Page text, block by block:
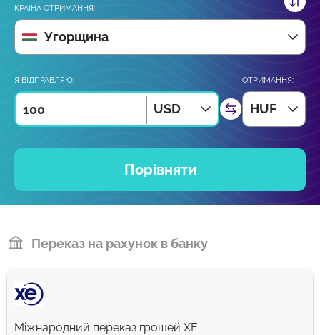
КРАЇНА ОТРИМАННЯ:
Угорщина
Я ВІДПРАВЛЯЮ:
USD
ОТРИМАННЯ:
HUF
Порівняти
Переказ на рахунок в банку
Міжнародний переказ грошей XE